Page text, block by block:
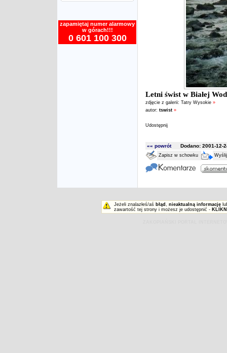
zapamiętaj numer alarmowy
w górach!!!
0 601 100 300
Letni świst w Białej
zdjęcie z galerii: Tatry Wysokie »
autor: tswist »
Udostępnij
«« powrótDodano: 2001-12-
Zapisz w schowku
Jeżeli znalazłeś/aś błąd , nieaktualną informację
zawartość tej strony i możesz je udostępnić -